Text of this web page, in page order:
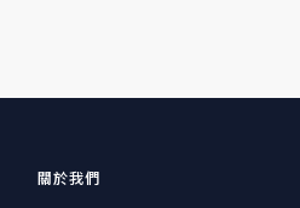
關於我們